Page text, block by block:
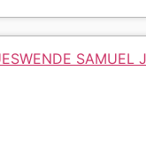
SAMUEL